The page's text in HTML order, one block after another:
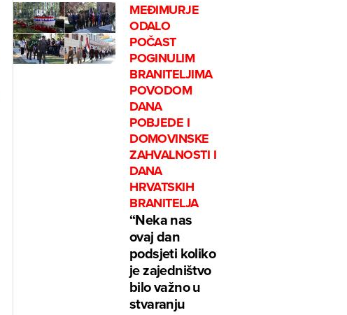
MEĐIMURJE
ODALO
POČAST
POGINULIM
BRANITELJIMA
POVODOM
DANA
POBJEDE I
DOMOVINSKE
ZAHVALNOSTI I
DANA
HRVATSKIH
BRANITELJA
“Neka nas
ovaj dan
podsjeti koliko
je zajedništvo
bilo važno u
stvaranju